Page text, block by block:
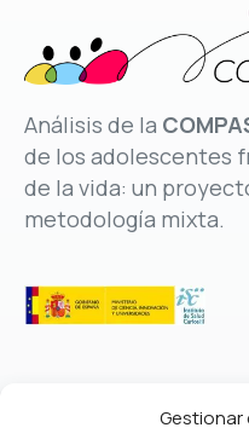
Análisis de la
de los adolescentes
de la vida: un
metodología mixta.